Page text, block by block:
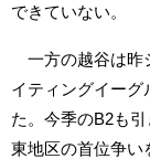
できていない。
一方の越谷は昨
イティングイーグ
た。今季のB2も
東地区の首位争い